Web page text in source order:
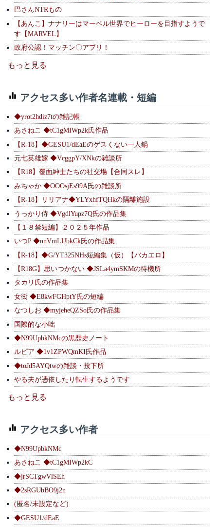
巴さんNTRもの
【あんこ】ナナリーはマーベル世界でヒーローを目指すようで
す【MARVEL】
政府公認！マッチン〇アプリ！
もっと見る
アクセス多い作者名連載・短編
◆yrot2hdiz7tの雑記帳
あさねこ ◆tC1gMIWp2k氏作品
【R-18】◆GESU1/dEaEのゲスくない一人鍋
元七英雄嫁 ◆VcggpY/XNkの雑談所
【R18】覆面紳士たちの社交場【合同スレ】
みちゃか ◆OOOsjEs99A氏の雑談所
【R-18】リリアナ◆YLYxhfTQHkの隔離施設
うっかり侍 ◆VgdlYupz7Q氏の作品集
【１８禁短編】２０２５年作品
いつP ◆nnVmLUbkCk氏の作品集
【R-18】◆G/YT325NHs短編集（仮）【バカエロ】
【R18G】思いつかない ◆JSLa4ymSKMの待機所
タカリ氏の作品集
女衒 ◆E8kwFGHptY氏の短編
なつしお ◆myjeheQZSo氏の作品集
国際的な小咄
◆N99UpbkNMcの黒歴史ノート
ルピア ◆1v1ZPWQmKI氏作品
◆toJd5AYQtwの雑談・投下所
やる夫が憑依したり転生するようです
もっと見る
アクセス多い作者
◆N99UpbkNMc
あさねこ ◆tC1gMIWp2kC
◆jrSCTgwVlSEh
◆2sRGUbBO9j2n
(匿名/未設定など)
◆GESU1/dEaE